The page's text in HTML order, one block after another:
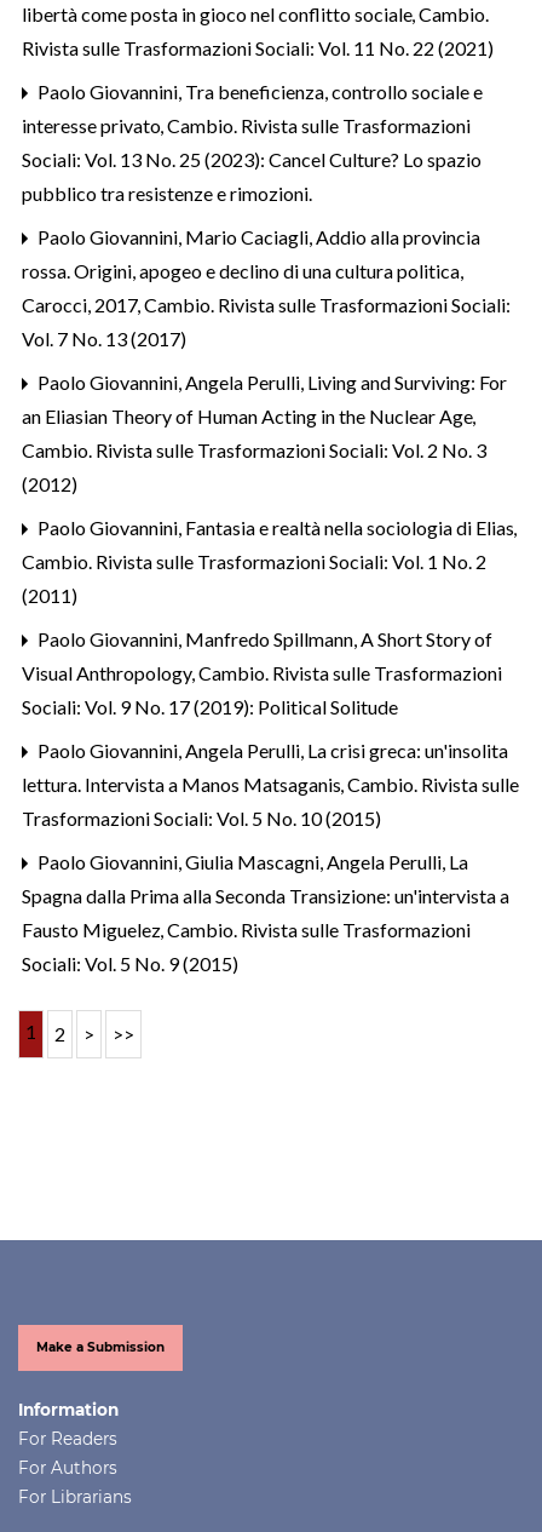
libertà come posta in gioco nel conflitto sociale,Cambio.
Rivista sulle Trasformazioni Sociali: Vol. 11 No. 22 (2021)
Paolo Giovannini, Tra beneficienza, controllo sociale e
interesse privato,Cambio. Rivista sulle Trasformazioni
Sociali: Vol. 13 No. 25 (2023): Cancel Culture? Lo spazio
pubblico tra resistenze e rimozioni.
Paolo Giovannini, Mario Caciagli, Addio alla provincia
rossa. Origini, apogeo e declino di una cultura politica,
Carocci, 2017,Cambio. Rivista sulle Trasformazioni Sociali:
Vol. 7 No. 13 (2017)
Paolo Giovannini, Angela Perulli, Living and Surviving: For
an Eliasian Theory of Human Acting in the Nuclear Age,
Cambio. Rivista sulle Trasformazioni Sociali: Vol. 2 No. 3
(2012)
Paolo Giovannini, Fantasia e realtà nella sociologia di Elias,
Cambio. Rivista sulle Trasformazioni Sociali: Vol. 1 No. 2
(2011)
Paolo Giovannini, Manfredo Spillmann,A Short Story of
Visual Anthropology,Cambio. Rivista sulle Trasformazioni
Sociali: Vol. 9 No. 17 (2019): Political Solitude
Paolo Giovannini, Angela Perulli, La crisi greca: un'insolita
lettura. Intervista a Manos Matsaganis,Cambio. Rivista sulle
Trasformazioni Sociali: Vol. 5 No. 10 (2015)
Paolo Giovannini, Giulia Mascagni, Angela Perulli, La
Spagna dalla Prima alla Seconda Transizione: un'intervista a
Fausto Miguelez,Cambio. Rivista sulle Trasformazioni
Sociali: Vol. 5 No. 9 (2015)
1 2 > >>
Make a Submission
Information
For Readers
For Authors
For Librarians